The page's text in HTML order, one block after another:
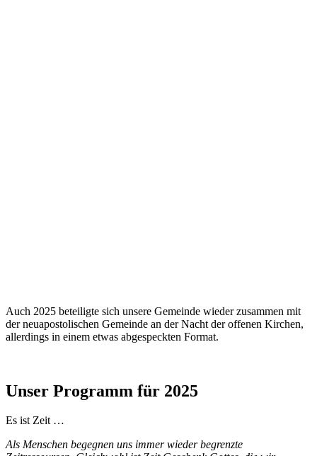
Auch 2025 beteiligte sich unsere Gemeinde wieder zusammen mit
der neuapostolischen Gemeinde an der Nacht der offenen Kirchen,
allerdings in einem etwas abgespeckten Format.
Unser Programm für 2025
Es ist Zeit …
Als Menschen begegnen uns immer wieder begrenzte